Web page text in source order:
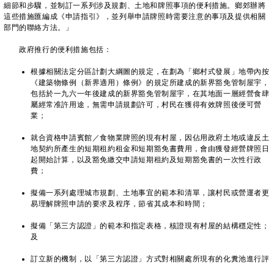
細節和步驟，並制訂一系列涉及規劃、土地和牌照事項的便利措施。鄉郊辦將
這些措施匯編成《申請指引》，並列舉申請牌照時需要注意的事項及提供相關
部門的聯絡方法。」
政府推行的便利措施包括：
根據相關法定分區計劃大綱圖的規定，在劃為「鄉村式發展」地帶內按
《建築物條例（新界適用）條例》的規定所建成的新界豁免管制屋宇，
包括於一九六一年後建成的新界豁免管制屋宇，在其地面一層經營食肆
屬經常准許用途，無需申請規劃許可，村民在獲得有效牌照後便可營
業；
就合資格申請賓館／食物業牌照的現有村屋，因佔用政府土地或違反土
地契約所產生的短期租約租金和短期豁免書費用，會由獲發經營牌照日
起開始計算，以及豁免繳交申請短期租約及短期豁免書的一次性行政
費；
擬備一系列處理城市規劃、土地事宜的範本和清單，讓村民或營運者更
易理解牌照申請的要求及程序，節省其成本和時間；
擬備「第三方認證」的範本和指定表格，核證現有村屋的結構穩定性；
及
訂立新的機制，以「第三方認證」方式對相關處所現有的化糞池進行評